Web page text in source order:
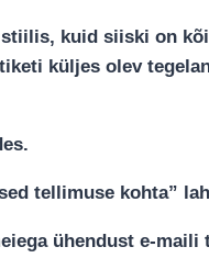
kuid siiski on
küljes olev
tellimuse kohta”
ühendust e-